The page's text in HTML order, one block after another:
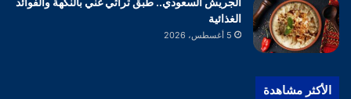
الغذائية
5 أغسطس، 2026
الأكثر مشاهدة